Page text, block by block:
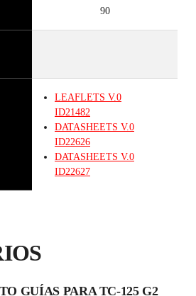
90
LEAFLETS V.0
ID21482
DATASHEETS V.0
ID22626
DATASHEETS V.0
ID22627
GUÍAS PARA TC-125 G2